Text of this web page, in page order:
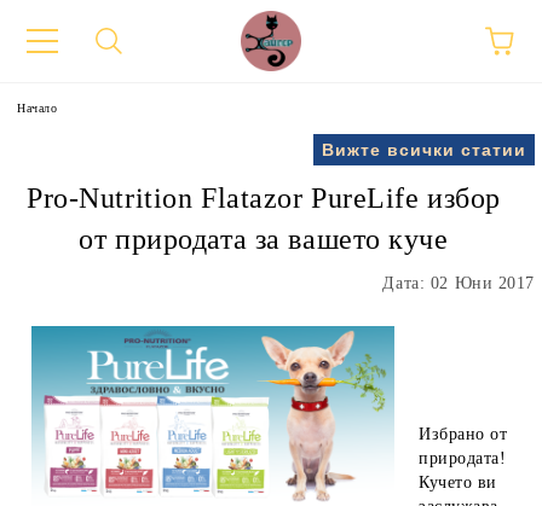
Начало
Вижте всички статии
Pro-Nutrition Flatazor PureLife избор
от природата за вашето куче
Дата: 02 Юни 2017
Избрано от
природата!
Кучето ви